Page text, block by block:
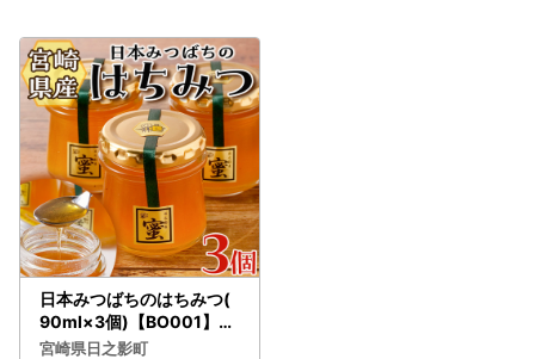
マイページの寄附受付履歴より記入が可能です。
※レビューは、返礼品の配送状況に関わらず、寄附を行った
日より2週間後から投稿できるようになります。
返礼品が到着後、レビュー投稿をお願いいたします。
▼宮崎県日之影町 寄附者からの応援メッセージ
https://furunavi.jp/cheer.aspx?municipalid=1657
日本みつばちのはちみつ(
90ml×3個)【BO001】【
みつばちBoon.】
宮崎県日之影町